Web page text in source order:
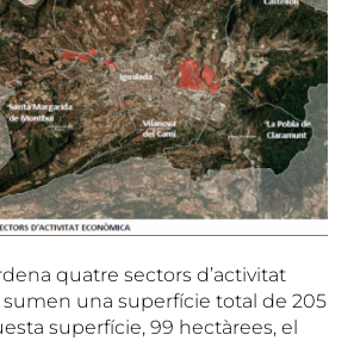
quatre sectors d’activitat
una superfície total de 205
superfície, 99 hectàrees, el